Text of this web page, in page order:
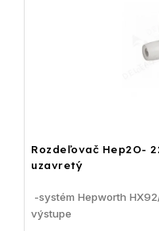
Rozdeľovač Hep2O-
uzavretý
-systém Hepworth
výstupe